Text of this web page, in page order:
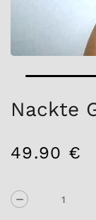
Nackte
49.90 €